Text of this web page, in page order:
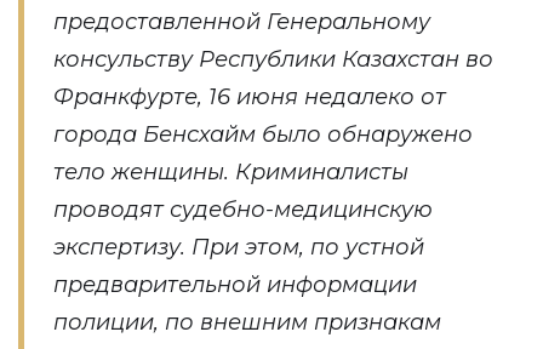
предоставленной Генеральному
консульству Республики Казахстан во
Франкфурте, 16 июня недалеко от
города Бенсхайм было обнаружено
тело женщины. Криминалисты
проводят судебно-медицинскую
экспертизу. При этом, по устной
предварительной информации
полиции, по внешним признакам